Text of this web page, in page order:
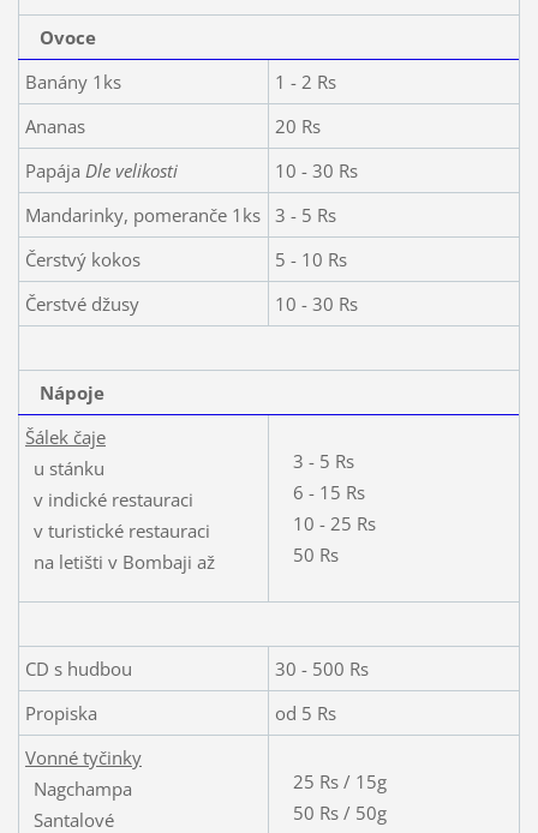
Ovoce
Banány 1ks
1 - 2 Rs
Ananas
20 Rs
Papája Dle velikosti
10 - 30 Rs
Mandarinky, pomeranče 1ks
3 - 5 Rs
Čerstvý kokos
5 - 10 Rs
Čerstvé džusy
10 - 30 Rs
Nápoje
Šálek čaje
u stánku
v indické restauraci
v turistické restauraci
na letišti v Bombaji až
3 - 5 Rs
6 - 15 Rs
10 - 25 Rs
50 Rs
CD s hudbou
30 - 500 Rs
Propiska
od 5 Rs
Vonné tyčinky
Nagchampa
Santalové
25 Rs / 15g
50 Rs / 50g